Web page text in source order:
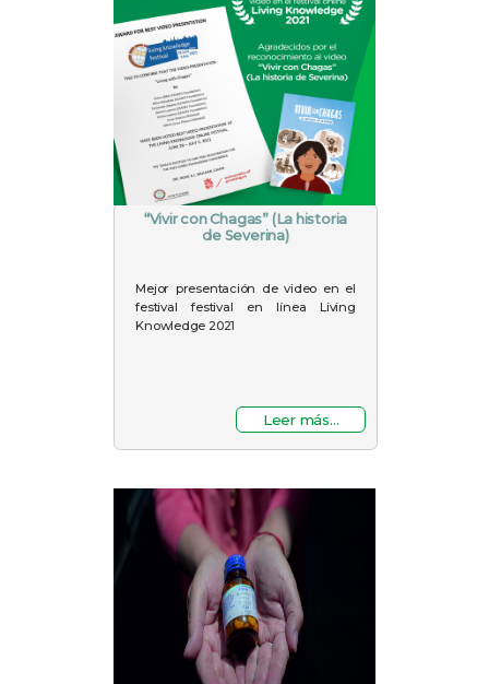
“Vivir con Chagas” (La historia
de Severina)
Mejor presentación de video en el
festival festival en línea Living
Knowledge 2021
Leer más...